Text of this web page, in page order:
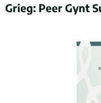
Grieg: Peer Gynt